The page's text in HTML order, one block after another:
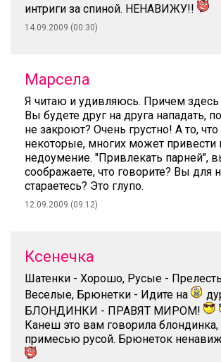
интриги за спиной. НЕНАВИЖУ!!
14.09.2009 (00:30)
Марсела
Я читаю и удивляюсь. Причем здесь
Вы будете друг на друга нападать,
не закроют? Очень грустно! А то,
некоторые, многих может привести
недоумение. "Привлекать парней",
соображаете, что говорите? Вы для
стараетесь? Это глупо.
12.09.2009 (09:12)
Ксенечка
Шатенки - Хорошо, Русые -
Веселые, Брюнетки - Идите на
БЛОНДИНКИ - ПРАВЯТ МИРОМ!
Канеш это вам говорила блондинка,
примесью русой. Брюнеток